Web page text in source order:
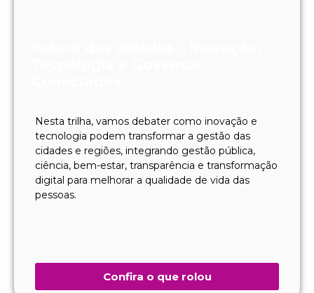
Nesta trilha, vamos debater como inovação e
tecnologia podem transformar a gestão das
cidades e regiões, integrando gestão pública,
ciência, bem-estar, transparência e transformação
digital para melhorar a qualidade de vida das
pessoas.
Confira o que rolou